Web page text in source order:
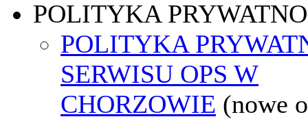
POLITYKA
POLITYKA
SERWISU OPS W
CHORZOWIE (nowe